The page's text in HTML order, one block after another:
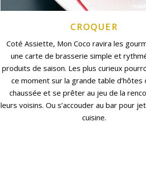
CROQUER
Coté Assiette, Mon Coco ravira les
une carte de brasserie simple et
produits de saison. Les plus curieux
ce moment sur la grande table d’hôtes
chaussée et se prêter au jeu de la
leurs voisins. Ou s’accouder au bar pour
cuisine.